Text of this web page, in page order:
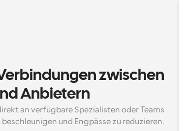
zwischen
Anbietern
an verfügbare Spezialisten oder Teams
und Engpässe zu reduzieren.